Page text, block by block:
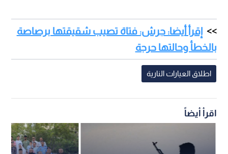
إقرأ أيضا: جرش: فتاة تصيب شقيقتها برصاصة
بالخطأ وحالتها حرجة
اطلاق العيارات النارية
اقرأ أيضاً